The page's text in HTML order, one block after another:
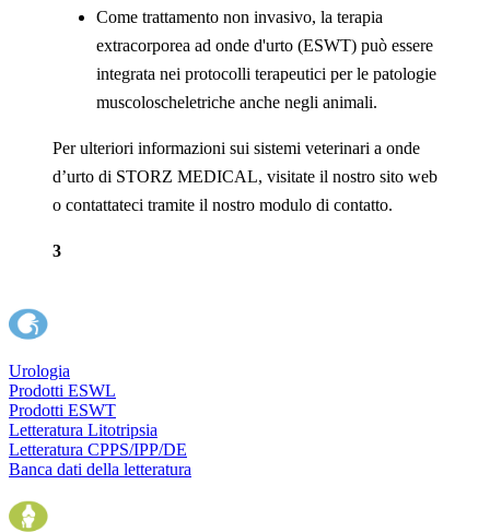
Come trattamento non invasivo, la terapia
extracorporea ad onde d'urto (ESWT) può essere
integrata nei protocolli terapeutici per le patologie
muscoloscheletriche anche negli animali.
Per ulteriori informazioni sui sistemi veterinari a onde
d’urto di STORZ MEDICAL, visitate il nostro sito web
o contattateci tramite il nostro modulo di contatto.
3
Urologia
Prodotti ESWL
Prodotti ESWT
Letteratura Litotripsia
Letteratura CPPS/IPP/DE
Banca dati della letteratura